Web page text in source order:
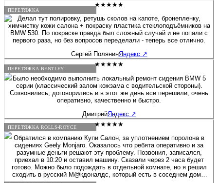
ПЕРЕТЯЖКА
ПЕРЕТЯЖКА BENTLEY
ПЕРЕТЯЖКА ROLLS-ROYCE
★★★★★
Делал тут полировку, ретушь сколов на капоте, бронепленку,
химчистку кожи салона + покраску пластика стеклоподъёмников на
BMW 530. По покраске правда был сложный случай и не попали с
первого раза, но без вопросов переделали - теперь все отлично.
Сергей ПолянинЯндекс ↗
★★★★★
Было необходимо выполнить локальный ремонт сидения BMW 5
серии (классический залом кожзама с водительской стороны).
Созвонились, договорились и в этот же день все перешили, очень
оперативно, качественно и быстро.
ДмитрийЯндекс ↗
★★★★★
Обратился в компанию Купи Салон, за уплотнением поролона в
сидениях Geely Monjaro. Оказалось что ребята оперативно и за
разумные деньги решают эту проблему. Позвонил, записался,
приехал в 10:20 и оставил машину. Сказали через 2 часа будет
готово. Можно было подождать в отдельной комнате, но я решил
сходить в русский М@кдоналдс, который есть в соседнем доме.